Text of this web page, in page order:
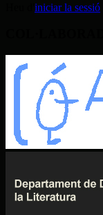
iniciar la sessió